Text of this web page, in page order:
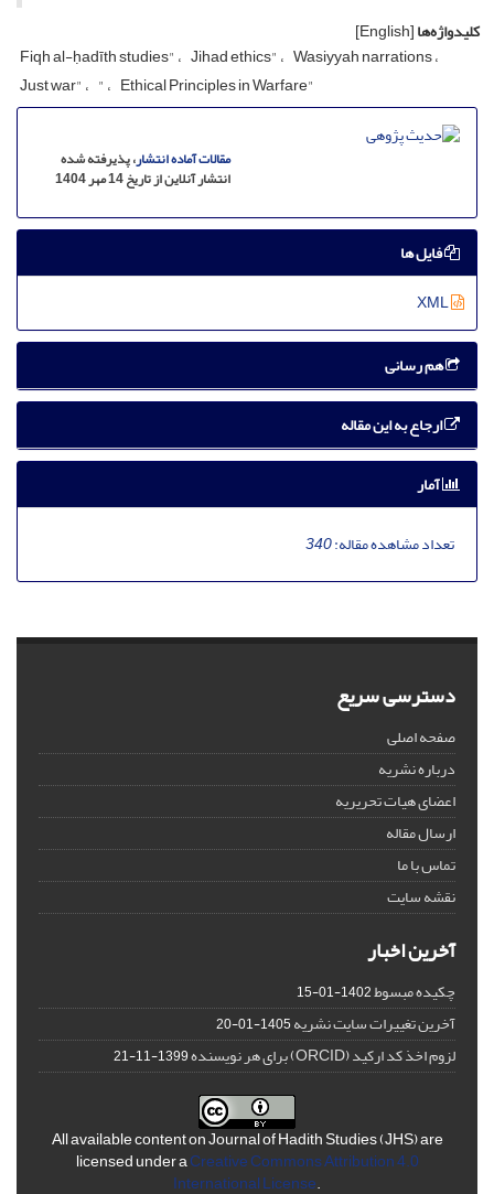
کلیدواژه‌ها[English]
Fiqh al-ḥadīth studies" Jihad ethics" Wasiyyah narrations
Just war"
" Ethical Principles in Warfare"
مقالات آماده انتشار، پذیرفته شده
انتشار آنلاین از تاریخ 14 مهر 1404
فایل ها
هم رسانی
ارجاع به این مقاله
آمار
تعداد مشاهده مقاله:340
دسترسی سریع
صفحه اصلی
درباره نشریه
اعضای هیات تحریریه
ارسال مقاله
تماس با ما
نقشه سایت
آخرین اخبار
چکیده مبسوط1402-01-15
آخرین تغییرات سایت نشریه1405-01-20
لزوم اخذ کد ارکید (ORCID) برای هر نویسنده 1399-11-21
All available content on Journal of Hadith Studies (JHS) are
licensed under aCreative Commons Attribution 4.0
International License.